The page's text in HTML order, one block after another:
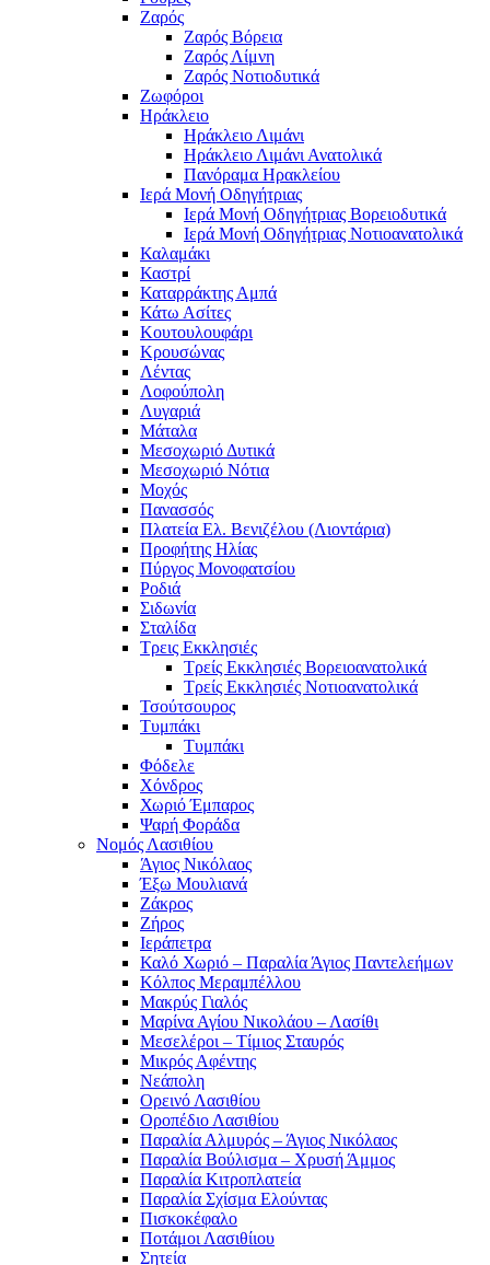
Ζαρός
Ζαρός Βόρεια
Ζαρός Λίμνη
Ζαρός Νοτιοδυτικά
Ζωφόροι
Ηράκλειο
Ηράκλειο Λιμάνι
Ηράκλειο Λιμάνι Ανατολικά
Πανόραμα Ηρακλείου
Ιερά Μονή Οδηγήτριας
Ιερά Μονή Οδηγήτριας Βορειοδυτικά
Ιερά Μονή Οδηγήτριας Νοτιοανατολικά
Καλαμάκι
Καστρί
Καταρράκτης Αμπά
Κάτω Ασίτες
Κουτουλουφάρι
Κρουσώνας
Λέντας
Λοφούπολη
Λυγαριά
Μάταλα
Μεσοχωριό Δυτικά
Μεσοχωριό Νότια
Μοχός
Πανασσός
Πλατεία Ελ. Βενιζέλου (Λιοντάρια)
Προφήτης Ηλίας
Πύργος Μονοφατσίου
Ροδιά
Σιδωνία
Σταλίδα
Τρεις Εκκλησιές
Τρείς Εκκλησιές Βορειοανατολικά
Τρείς Εκκλησιές Νοτιοανατολικά
Τσούτσουρος
Τυμπάκι
Τυμπάκι
Φόδελε
Χόνδρος
Χωριό Έμπαρος
Ψαρή Φοράδα
Νομός Λασιθίου
Άγιος Νικόλαος
Έξω Μουλιανά
Ζάκρος
Ζήρος
Ιεράπετρα
Καλό Χωριό – Παραλία Άγιος Παντελεήμων
Κόλπος Μεραμπέλλου
Μακρύς Γιαλός
Μαρίνα Αγίου Νικολάου – Λασίθι
Μεσελέροι – Τίμιος Σταυρός
Μικρός Αφέντης
Νεάπολη
Ορεινό Λασιθίου
Οροπέδιο Λασιθίου
Παραλία Αλμυρός – Άγιος Νικόλαος
Παραλία Βούλισμα – Χρυσή Άμμος
Παραλία Κιτροπλατεία
Παραλία Σχίσμα Ελούντας
Πισκοκέφαλο
Ποτάμοι Λασιθίιου
Σητεία